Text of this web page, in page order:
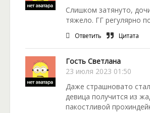
Слишком затянуто,
тяжело. ГГ регулярно
Ответить Цитата
Гость Светлана
23 июля 2023 01:50
Даже страшновато
девица получится из
пакостливой